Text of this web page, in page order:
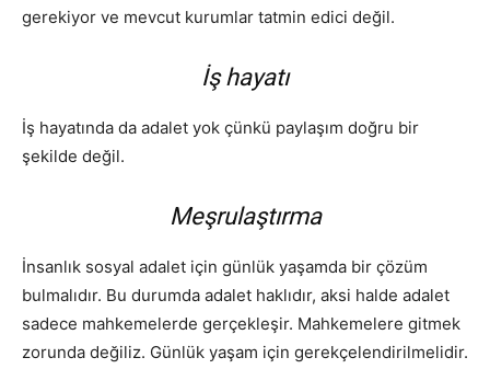
gerekiyor ve mevcut kurumlar tatmin edici değil.
İş hayatı
İş hayatında da adalet yok çünkü paylaşım doğru bir
şekilde değil.
Meşrulaştırma
İnsanlık sosyal adalet için günlük yaşamda bir çözüm
bulmalıdır. Bu durumda adalet haklıdır, aksi halde adalet
sadece mahkemelerde gerçekleşir. Mahkemelere gitmek
zorunda değiliz. Günlük yaşam için gerekçelendirilmelidir.